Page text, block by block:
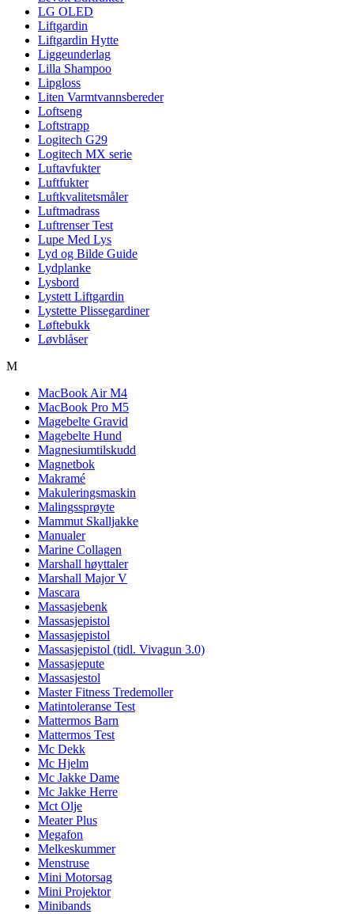
LG OLED
Liftgardin
Liftgardin Hytte
Liggeunderlag
Lilla Shampoo
Lipgloss
Liten Varmtvannsbereder
Loftseng
Loftstrapp
Logitech G29
Logitech MX serie
Luftavfukter
Luftfukter
Luftkvalitetsmåler
Luftmadrass
Luftrenser Test
Lupe Med Lys
Lyd og Bilde Guide
Lydplanke
Lysbord
Lystett Liftgardin
Lystette Plissegardiner
Løftebukk
Løvblåser
M
MacBook Air M4
MacBook Pro M5
Magebelte Gravid
Magebelte Hund
Magnesiumtilskudd
Magnetbok
Makramé
Makuleringsmaskin
Malingssprøyte
Mammut Skalljakke
Manualer
Marine Collagen
Marshall høyttaler
Marshall Major V
Mascara
Massasjebenk
Massasjepistol
Massasjepistol
Massasjepistol (tidl. Vivagun 3.0)
Massasjepute
Massasjestol
Master Fitness Tredemoller
Matintoleranse Test
Mattermos Barn
Mattermos Test
Mc Dekk
Mc Hjelm
Mc Jakke Dame
Mc Jakke Herre
Mct Olje
Meater Plus
Megafon
Melkeskummer
Menstruse
Mini Motorsag
Mini Projektor
Minibands